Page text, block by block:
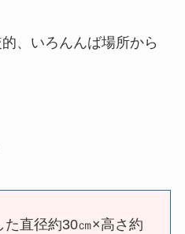
、いろんんば場所から
直径約30㎝×高さ約